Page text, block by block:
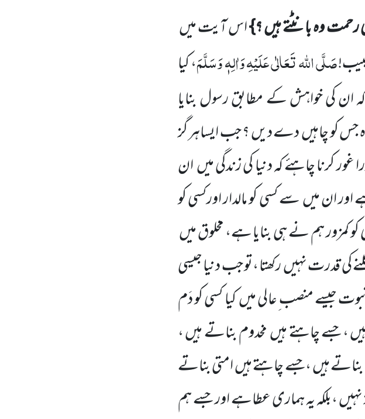
وہ بانٹتے ہیں ؟}اس آیت میں
صَلَّی اللہ تَعَالٰی عَلَیْہِ وَاٰلِہٖ وَسَلَّمَ، کیا
ان کی خواہش کے مطابق رسول بنایا
جس کو چاہیںدے دیں ؟ جب ایساہر گز
غور کرنا چاہئے کہ دنیا کی زندگی میںان
ان میںسے کسی کو مالدار اورکسی کو
کو کمزور ہم نے ہی بنایا ہے، مخلوق میں
کی قدرت نہیںرکھتا ،تو جب دنیا جیسی
جیسے منصب ِعالی میںکیا کسی کو دَم
، جسے چاہتے ہیںمخدوم بناتے ہیں ،
ہیں،جسے چاہتے ہیںامتی بناتے
،بلکہ یہ ہماری عطاہے اور جسے ہم